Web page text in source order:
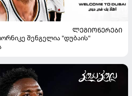
ᲚᲔᲒᲘᲝᲜᲔᲠᲔᲑᲘ
შენგელია "დუბაის"